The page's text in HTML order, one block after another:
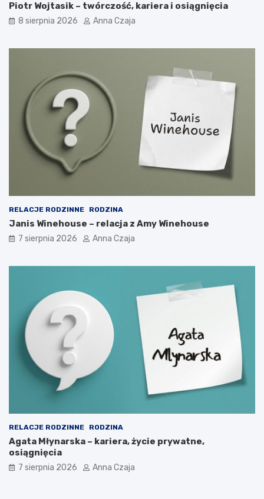
Piotr Wojtasik – twórczość, kariera i osiągnięcia
8 sierpnia 2026 Anna Czaja
RELACJE RODZINNE RODZINA
Janis Winehouse – relacja z Amy Winehouse
7 sierpnia 2026 Anna Czaja
RELACJE RODZINNE RODZINA
Agata Młynarska – kariera, życie prywatne,
osiągnięcia
7 sierpnia 2026 Anna Czaja